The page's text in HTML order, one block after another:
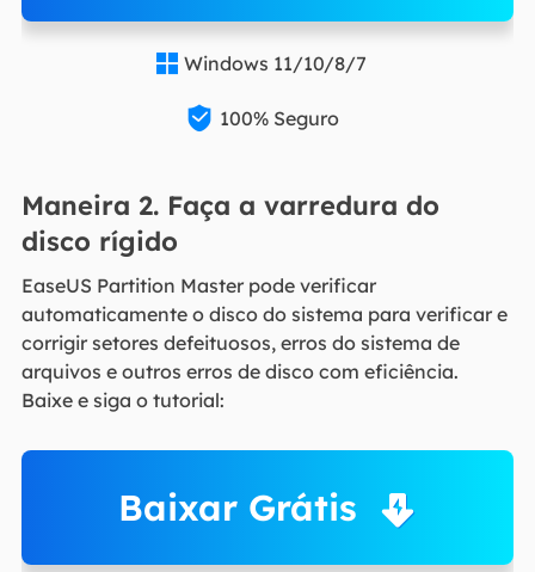
 Windows 11/10/8/7
 100% Seguro
Maneira 2. Faça a varredura do
disco rígido
EaseUS Partition Master pode verificar
automaticamente o disco do sistema para verificar e
corrigir setores defeituosos, erros do sistema de
arquivos e outros erros de disco com eficiência.
Baixe e siga o tutorial:
Baixar Grátis